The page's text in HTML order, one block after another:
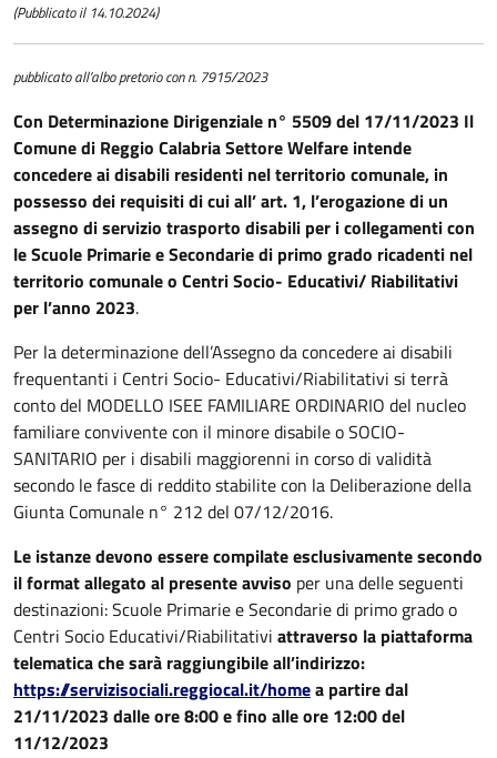
(Pubblicato il 14.10.2024)
pubblicato all’albo pretorio con n. 7915/2023
Con Determinazione Dirigenziale n° 5509 del 17/11/2023 Il
Comune di Reggio Calabria Settore Welfare intende
concedere ai disabili residenti nel territorio comunale, in
possesso dei requisiti di cui all’ art. 1, l’erogazione di un
assegno di servizio trasporto disabili per i collegamenti con
le Scuole Primarie e Secondarie di primo grado ricadenti nel
territorio comunale o Centri Socio- Educativi/ Riabilitativi
per l’anno 2023.
Per la determinazione dell’Assegno da concedere ai disabili
frequentanti i Centri Socio- Educativi/Riabilitativi si terrà
conto del MODELLO ISEE FAMILIARE ORDINARIO del nucleo
familiare convivente con il minore disabile o SOCIO-
SANITARIO per i disabili maggiorenni in corso di validità
secondo le fasce di reddito stabilite con la Deliberazione della
Giunta Comunale n° 212 del 07/12/2016.
Le istanze devono essere compilate esclusivamente secondo
il format allegato al presente avviso per una delle seguenti
destinazioni: Scuole Primarie e Secondarie di primo grado o
Centri Socio Educativi/Riabilitativi attraverso la piattaforma
telematica che sarà raggiungibile all’indirizzo:
https://servizisociali.reggiocal.it/homea partire dal
21/11/2023 dalle ore 8:00 e fino alle ore 12:00 del
11/12/2023